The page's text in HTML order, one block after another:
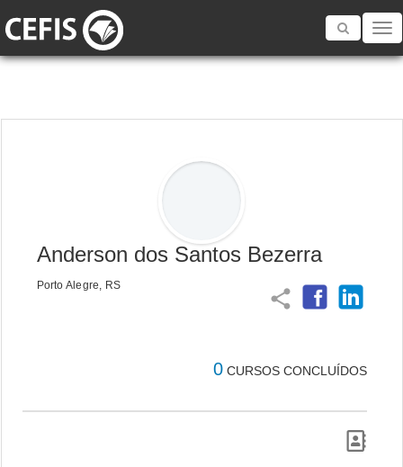
Toggle
Anderson dos Santos Bezerra
Porto Alegre, RS
share
0 CURSOS CONCLUÍDOS